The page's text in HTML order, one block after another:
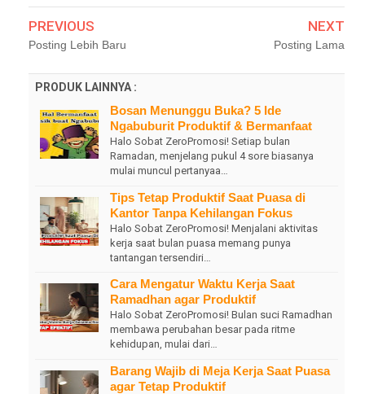
PREVIOUS
Posting Lebih Baru
NEXT
Posting Lama
PRODUK LAINNYA :
Bosan Menunggu Buka? 5 Ide
Ngabuburit Produktif & Bermanfaat
Halo Sobat ZeroPromosi! Setiap bulan
Ramadan, menjelang pukul 4 sore biasanya
mulai muncul pertanyaa…
Tips Tetap Produktif Saat Puasa di
Kantor Tanpa Kehilangan Fokus
Halo Sobat ZeroPromosi! Menjalani aktivitas
kerja saat bulan puasa memang punya
tantangan tersendiri…
Cara Mengatur Waktu Kerja Saat
Ramadhan agar Produktif
Halo Sobat ZeroPromosi! Bulan suci Ramadhan
membawa perubahan besar pada ritme
kehidupan, mulai dari…
Barang Wajib di Meja Kerja Saat Puasa
agar Tetap Produktif